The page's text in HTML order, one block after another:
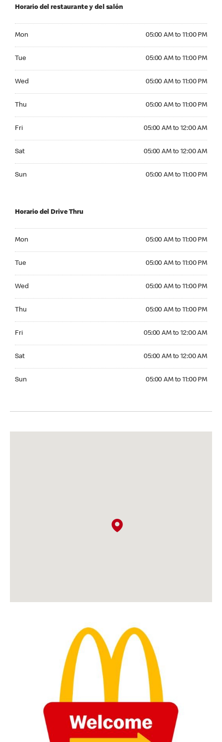
Horario del restaurante y del salón
Mon 05:00 AM to 11:00 PM
Tue 05:00 AM to 11:00 PM
Wed 05:00 AM to 11:00 PM
Thu 05:00 AM to 11:00 PM
Fri 05:00 AM to 12:00 AM
Sat 05:00 AM to 12:00 AM
Sun 05:00 AM to 11:00 PM
Horario del Drive Thru
Mon 05:00 AM to 11:00 PM
Tue 05:00 AM to 11:00 PM
Wed 05:00 AM to 11:00 PM
Thu 05:00 AM to 11:00 PM
Fri 05:00 AM to 12:00 AM
Sat 05:00 AM to 12:00 AM
Sun 05:00 AM to 11:00 PM